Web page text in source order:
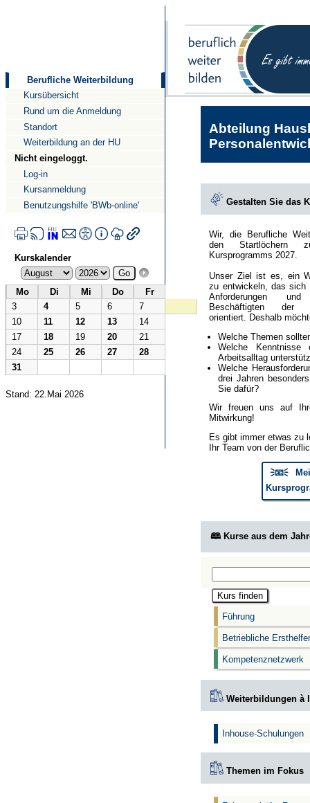
Berufliche Weiterbildung
Kursübersicht
Rund um die Anmeldung
Standort
Weiterbildung an der HU
Nicht eingeloggt.
Log-in
Kursanmeldung
Benutzungshilfe 'BWb-online'
Kurskalender
Mo Di Mi Do
Fr
3
4 5 6
7
10
11 12 13
14
17
18 19 20
21
24
25 26 27
28
31
Stand: 22.Mai 2026
Abteilung
Gestalten Sie das
Wir, die Berufliche
den Startlöchern
Kursprogramms 2027.
Unser Ziel ist es, ein
zu entwickeln, das sich
Anforderungen
Beschäftigten der
orientiert. Deshalb
Welche Themen
Welche
Arbeitsalltag
Welche
drei Jahren
Sie dafür?
Wir freuen uns auf
Mitwirkung!
Es gibt immer etwas zu
Ihr Team von der
🗦📧🗧
🕮 Kurse aus dem
Führung
Betriebliche
Kompetenznetzwerk
Weiterbildungen à
Inhouse-Schulungen
Themen im Fokus